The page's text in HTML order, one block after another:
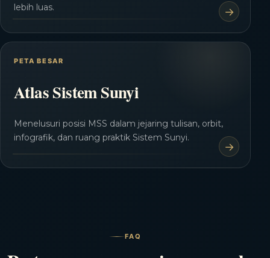
lebih luas.
PETA BESAR
Atlas Sistem Sunyi
Menelusuri posisi MSS dalam jejaring tulisan, orbit,
infografik, dan ruang praktik Sistem Sunyi.
FAQ